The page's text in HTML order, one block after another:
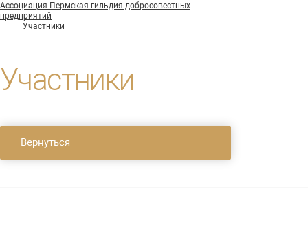
Ассоциация Пермская гильдия добросовестных
предприятий
Участники
Участники
Вернуться